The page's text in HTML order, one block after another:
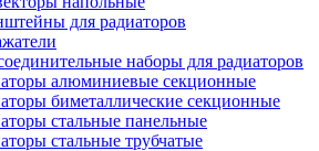
для радиаторов
наборы для радиаторов
алюминиевые секционные
биметаллические секционные
стальные панельные
стальные трубчатые